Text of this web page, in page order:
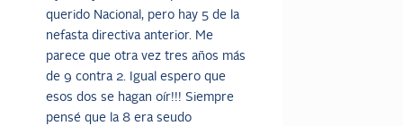
querido Nacional, pero hay 5 de la
nefasta directiva anterior. Me
parece que otra vez tres años más
de 9 contra 2. Igual espero que
esos dos se hagan oír!!! Siempre
pensé que la 8 era seudo